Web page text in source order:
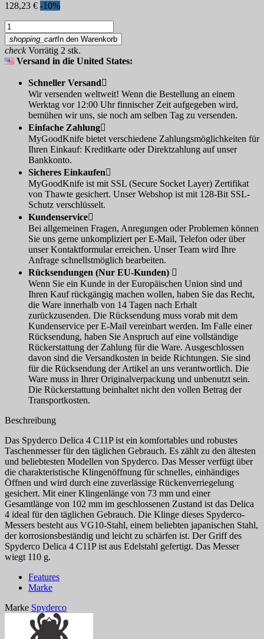
128,23 € -10%
shopping_cart In den Warenkorb
checkVorrätig 2 stk.
Versand in die United States:
Schneller Versand
Wir versenden weltweit! Wenn die Bestellung an einem
Werktag vor 12:00 Uhr finnischer Zeit aufgegeben wird,
bemühen wir uns, sie noch am selben Tag zu versenden.
Einfache Zahlung
MyGoodKnife bietet verschiedene Zahlungsmöglichkeiten für
Ihren Einkauf: Kreditkarte oder Direktzahlung auf unser
Bankkonto.
Sicheres Einkaufen
MyGoodKnife ist mit SSL (Secure Socket Layer) Zertifikat
von Thawte gesichert. Unser Webshop ist mit 128-Bit SSL-
Schutz verschlüsselt.
Kundenservice
Bei allgemeinen Fragen, Anregungen oder Problemen können
Sie uns gerne unkompliziert per E-Mail, Telefon oder über
unser Kontaktformular erreichen. Unser Team wird Ihre
Anfrage schnellstmöglich bearbeiten.
Rücksendungen (Nur EU-Kunden) 
Wenn Sie ein Kunde in der Europäischen Union sind und
Ihren Kauf rückgängig machen wollen, haben Sie das Recht,
die Ware innerhalb von 14 Tagen nach Erhalt
zurückzusenden. Die Rücksendung muss vorab mit dem
Kundenservice per E-Mail vereinbart werden. Im Falle einer
Rücksendung, haben Sie Anspruch auf eine vollständige
Rückerstattung der Zahlung für die Ware. Ausgeschlossen
davon sind die Versandkosten in beide Richtungen. Sie sind
für die Rücksendung der Artikel an uns verantwortlich. Die
Ware muss in Ihrer Originalverpackung und unbenutzt sein.
Die Rückerstattung beinhaltet nicht den vollen Betrag der
Transportkosten.
Beschreibung
Das Spyderco Delica 4 C11P ist ein komfortables und robustes
Taschenmesser für den täglichen Gebrauch. Es zählt zu den ältesten
und beliebtesten Modellen von Spyderco. Das Messer verfügt über
die charakteristische Klingenöffnung für schnelles, einhändiges
Öffnen und wird durch eine zuverlässige Rückenverriegelung
gesichert. Mit einer Klingenlänge von 73 mm und einer
Gesamtlänge von 102 mm im geschlossenen Zustand ist das Delica
4 ideal für den täglichen Gebrauch. Die Klinge dieses Spyderco-
Messers besteht aus VG10-Stahl, einem beliebten japanischen Stahl,
der korrosionsbeständig und leicht zu schärfen ist. Der Griff des
Spyderco Delica 4 C11P ist aus Edelstahl gefertigt. Das Messer
wiegt 110 g.
Features
Marke
Marke Spyderco